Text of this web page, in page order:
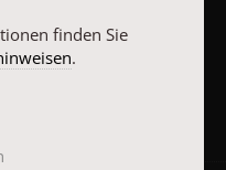
JETZT ANMELDEN
finden Sie
.